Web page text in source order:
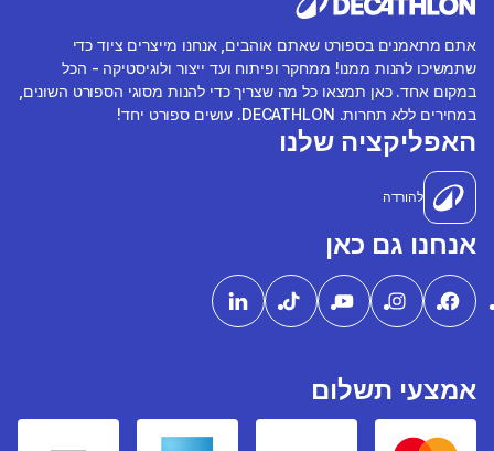
אתם מתאמנים בספורט שאתם אוהבים, אנחנו מייצרים ציוד כדי
שתמשיכו להנות ממנו! ממחקר ופיתוח ועד ייצור ולוגיסטיקה - הכל
במקום אחד. כאן תמצאו כל מה שצריך כדי להנות מסוגי הספורט השונים,
במחירים ללא תחרות. DECATHLON. עושים ספורט יחד!
האפליקציה שלנו
להורדה
אנחנו גם כאן
אמצעי תשלום